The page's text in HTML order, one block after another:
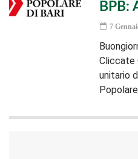
BPB:
7
Cliccate
unitario